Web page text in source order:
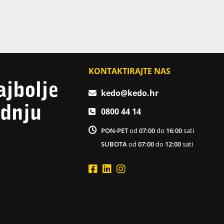
KONTAKTIRAJTE NAS
kedo@kedo.hr
0800 44 14
PON-PETod 07:00do 16:00sati
SUBOTAod 07:00do 12:00sati